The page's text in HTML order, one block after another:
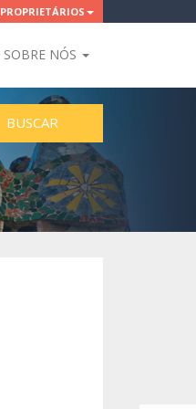
PROPRIETÁRIOS
SOBRE NÓS
BUSCAR